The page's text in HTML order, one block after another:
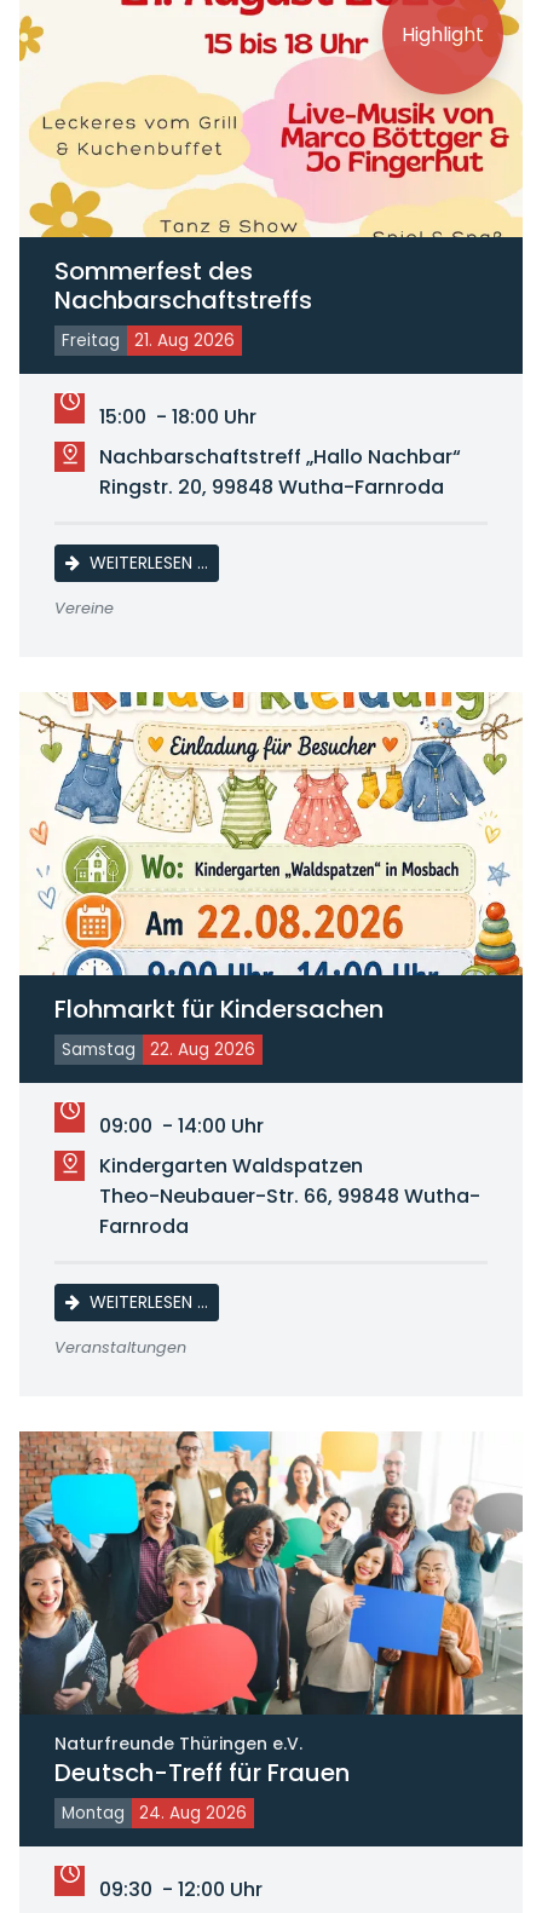
Highlight
Sommerfest des
Nachbarschaftstreffs
Freitag 21. Aug 2026
15:00 - 18:00 Uhr
Nachbarschaftstreff „Hallo Nachbar“
Ringstr. 20, 99848 Wutha-Farnroda
WEITERLESEN …SOMMERFEST DES
Vereine
Flohmarkt für Kindersachen
Samstag 22. Aug 2026
09:00 - 14:00 Uhr
Kindergarten Waldspatzen
Theo-Neubauer-Str. 66, 99848 Wutha-
Farnroda
WEITERLESEN …FLOHMARKT FÜR KINDERSACHEN
Veranstaltungen
Naturfreunde Thüringen e.V.
Deutsch-Treff für Frauen
Montag 24. Aug 2026
09:30 - 12:00 Uhr